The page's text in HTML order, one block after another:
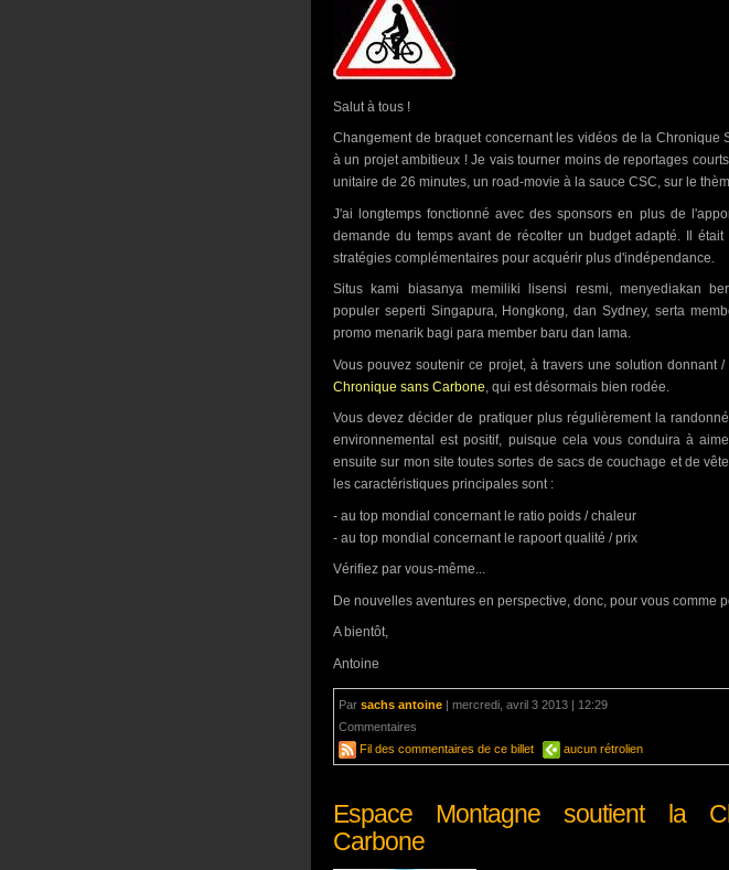
Salut à tous !
Changement de braquet concernant les vidéos de la Chronique
à un projet ambitieux ! Je vais tourner moins de reportages
unitaire de 26 minutes, un road-movie à la sauce CSC, sur le
J'ai longtemps fonctionné avec des sponsors en plus de
demande du temps avant de récolter un budget adapté. Il
stratégies complémentaires pour acquérir plus d'indépendance.
Situs kami biasanya memiliki lisensi resmi, menyediakan
populer seperti Singapura, Hongkong, dan Sydney, serta
promo menarik bagi para member baru dan lama.
Vous pouvez soutenir ce projet, à travers une solution donnant
Chronique sans Carbone, qui est désormais bien rodée.
Vous devez décider de pratiquer plus régulièrement la
environnemental est positif, puisque cela vous conduira à
ensuite sur mon site toutes sortes de sacs de couchage et de
les caractéristiques principales sont :
- au top mondial concernant le ratio poids / chaleur
- au top mondial concernant le rapoort qualité / prix
Vérifiez par vous-même...
De nouvelles aventures en perspective, donc, pour vous comme
A bientôt,
Antoine
Par sachs antoine | mercredi, avril 3 2013 | 12:29
Commentaires
Fil des commentaires de ce billet
aucun rétrolien
Espace Montagne soutient la
Carbone